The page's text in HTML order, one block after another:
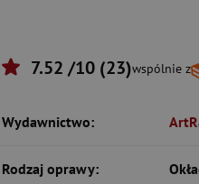
7.52 /10 (23)wspólnie z
Wydawnictwo:
Rodzaj oprawy: